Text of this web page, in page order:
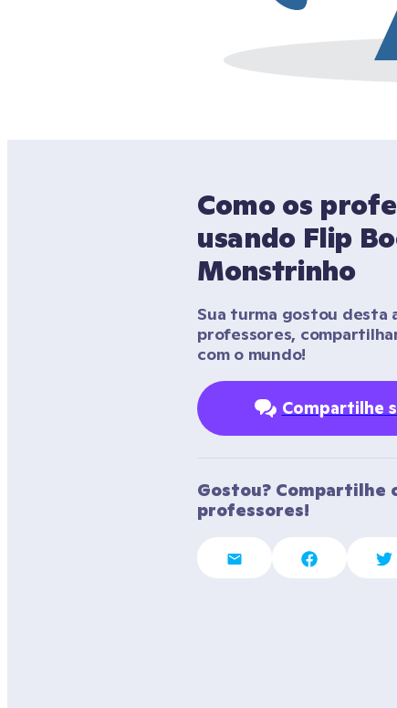
Como os
usando Flip
Monstrinho
Sua turma gostou desta
professores,
com o mundo!
Compartilhe
Gostou? Compartilhe
professores!